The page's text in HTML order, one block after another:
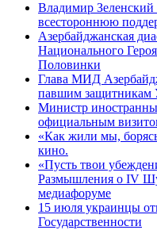
Владимир Зеленский
всестороннюю
Азербайджанская
Национального
Половинки
Глава МИД
павшим защитникам
Министр
официальным
«Как жили мы,
кино.
«Пусть твои
Размышления о IV
медиафоруме
15 июля украинцы
Государственности